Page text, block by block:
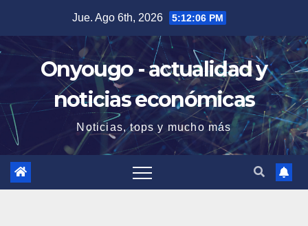
contenido
Jue. Ago 6th, 2026 5:12:07 PM
Onyougo - actualidad y
noticias económicas
Noticias, tops y mucho más